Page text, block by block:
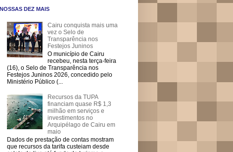
NOSSAS DEZ MAIS
Cairu conquista mais uma
vez o Selo de
Transparência nos
Festejos Juninos
O município de Cairu
recebeu, nesta terça-feira
(16), o Selo de Transparência nos
Festejos Juninos 2026, concedido pelo
Ministério Público (...
Recursos da TUPA
financiam quase R$ 1,3
milhão em serviços e
investimentos no
Arquipélago de Cairu em
maio
Dados de prestação de contas mostram
que recursos da tarifa custeiam desde